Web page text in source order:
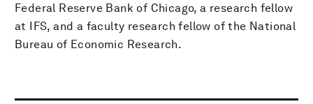
Federal Reserve Bank of Chicago, a research fellow
at IFS, and a faculty research fellow of the National
Bureau of Economic Research.